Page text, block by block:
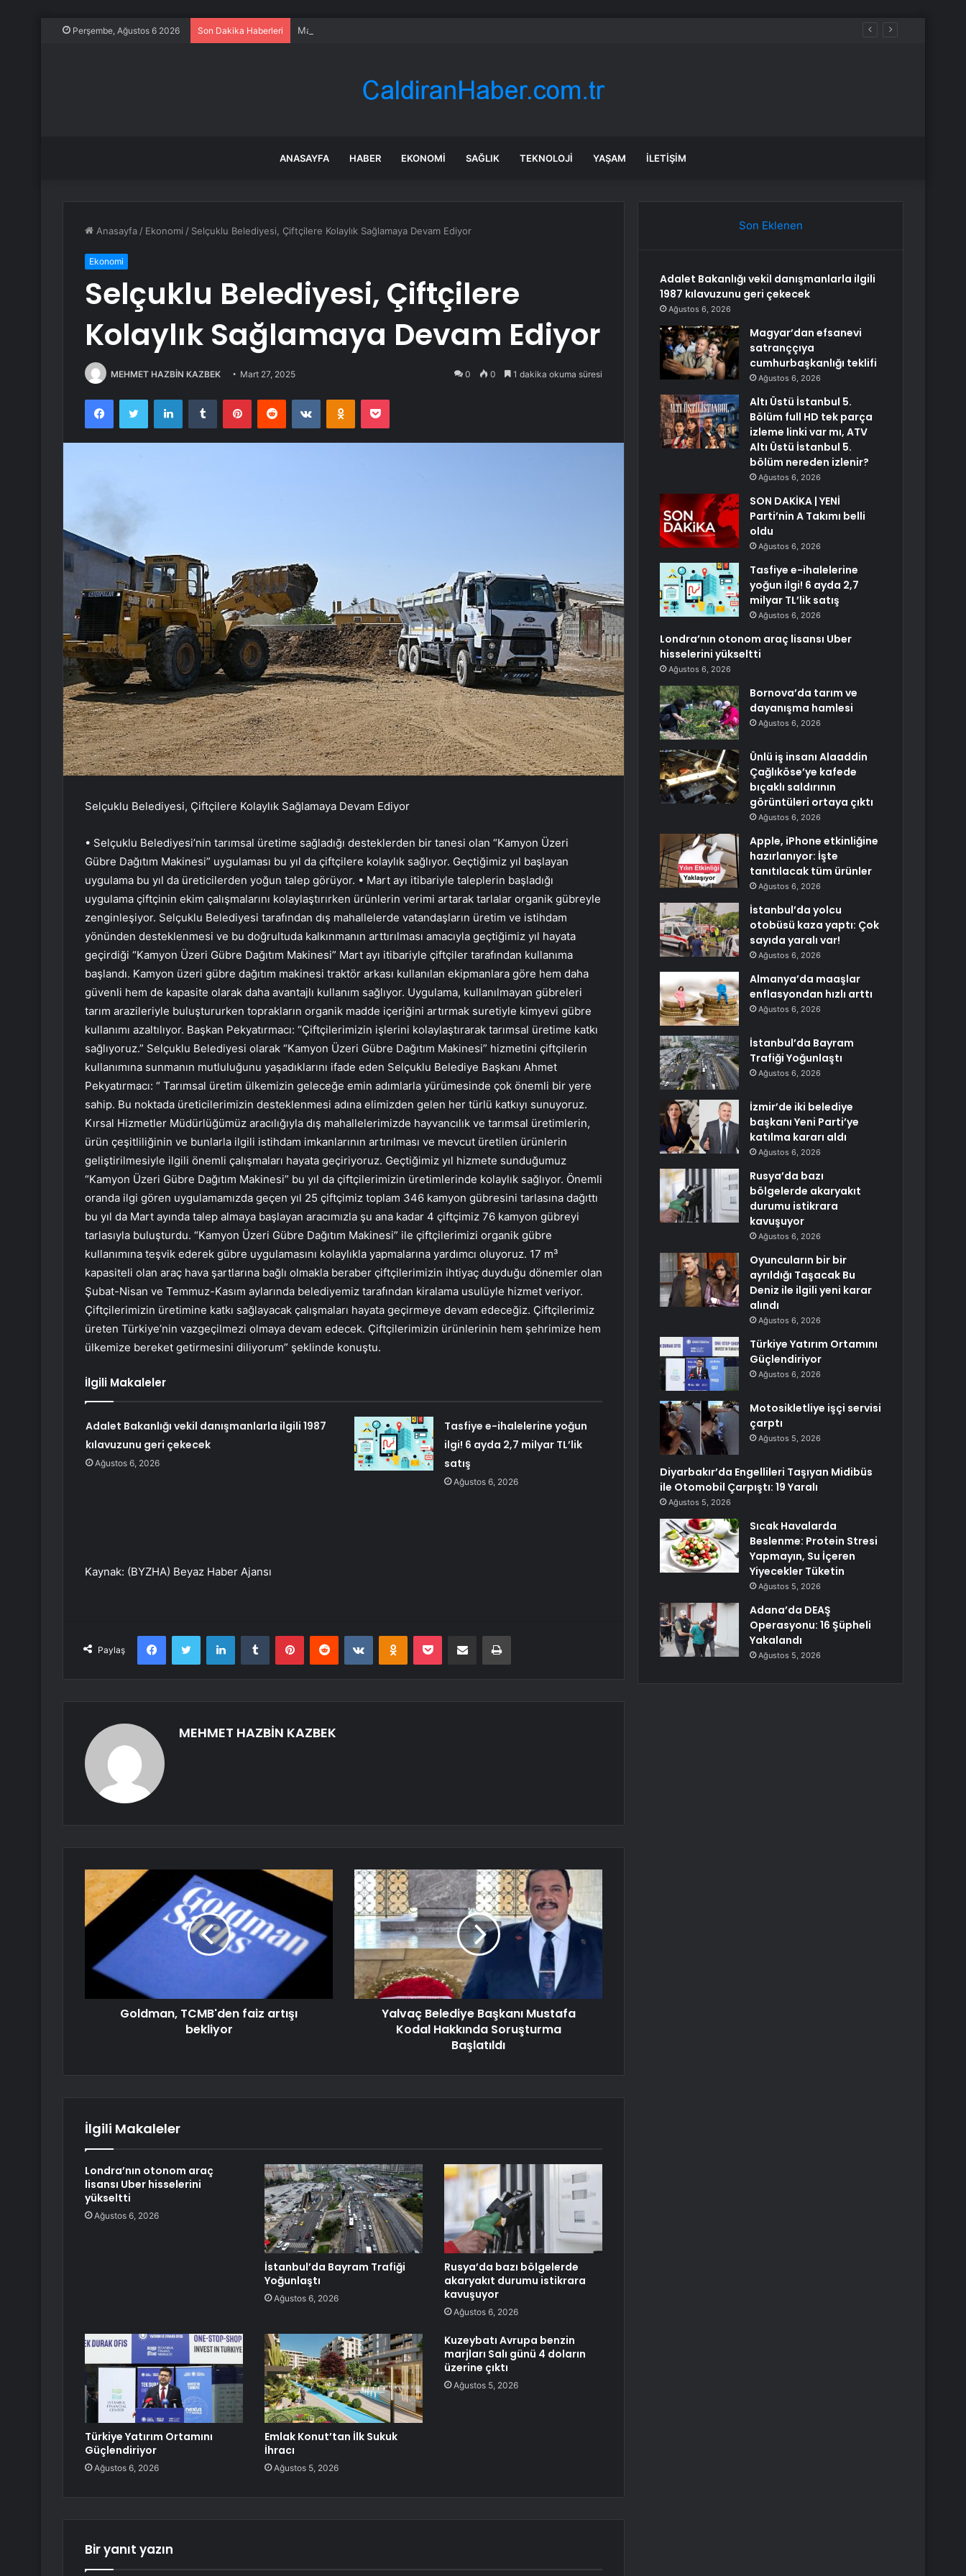
Perşembe, Ağustos 6 2026 Son Dakika Haberleri Magyar’dan efsanevi satranççıya cumhurbaşkanlığı teklifi
ANASAYFA HABER EKONOMI SAĞLIK TEKNOLOJI YAŞAM İLETIŞIM
Anasayfa / Ekonomi / Selçuklu Belediyesi, Çiftçilere Kolaylık Sağlamaya Devam Ediyor
Ekonomi
Selçuklu Belediyesi, Çiftçilere
Kolaylık Sağlamaya Devam Ediyor
MEHMET HAZBİN KAZBEK Mart 27, 2025 0 0 1 dakika okuma süresi
FacebookTwitter LinkedInTumblr PinterestReddit VKontakteOdnoklassniki
Pocket
Selçuklu Belediyesi, Çiftçilere Kolaylık Sağlamaya Devam Ediyor
• Selçuklu Belediyesi’nin tarımsal üretime sağladığı desteklerden bir tanesi olan “Kamyon Üzeri
Gübre Dağıtım Makinesi” uygulaması bu yıl da çiftçilere kolaylık sağlıyor. Geçtiğimiz yıl başlayan
uygulama bu yıl da üreticilerden yoğun talep görüyor. • Mart ayı itibariyle taleplerin başladığı
uygulama çiftçinin ekim çalışmalarını kolaylaştırırken ürünlerin verimi artarak tarlalar organik gübreyle
zenginleşiyor. Selçuklu Belediyesi tarafından dış mahallelerde vatandaşların üretim ve istihdam
yönünden desteklenmesi ve bu doğrultuda kalkınmanın arttırılması amacıyla geçtiğimiz yıl hayata
geçirdiği “Kamyon Üzeri Gübre Dağıtım Makinesi” Mart ayı itibariyle çiftçiler tarafından kullanıma
başlandı. Kamyon üzeri gübre dağıtım makinesi traktör arkası kullanılan ekipmanlara göre hem daha
güvenli hem de kapasite olarak daha avantajlı kullanım sağlıyor. Uygulama, kullanılmayan gübreleri
tarım arazileriyle buluştururken toprakların organik madde içeriğini artırmak suretiyle kimyevi gübre
kullanımı azaltılıyor. Başkan Pekyatırmacı: “Çiftçilerimizin işlerini kolaylaştırarak tarımsal üretime katkı
sağlıyoruz.” Selçuklu Belediyesi olarak “Kamyon Üzeri Gübre Dağıtım Makinesi” hizmetini çiftçilerin
kullanımına sunmanın mutluluğunu yaşadıklarını ifade eden Selçuklu Belediye Başkanı Ahmet
Pekyatırmacı: “ Tarımsal üretim ülkemizin geleceğe emin adımlarla yürümesinde çok önemli bir yere
sahip. Bu noktada üreticilerimizin desteklenmesi adına elimizden gelen her türlü katkıyı sunuyoruz.
Kırsal Hizmetler Müdürlüğümüz aracılığıyla dış mahallelerimizde hayvancılık ve tarımsal üretimlerin,
ürün çeşitliliğinin ve bunlarla ilgili istihdam imkanlarının artırılması ve mevcut üretilen ürünlerin
geliştirilmesiyle ilgili önemli çalışmaları hayata geçiriyoruz. Geçtiğimiz yıl hizmete sunduğumuz
“Kamyon Üzeri Gübre Dağıtım Makinesi” bu yıl da çiftçilerimizin üretimlerinde kolaylık sağlıyor. Önemli
oranda ilgi gören uygulamamızda geçen yıl 25 çiftçimiz toplam 346 kamyon gübresini tarlasına dağıttı
bu yıl da Mart ayında talep almaya başlayan aracımızla şu ana kadar 4 çiftçimiz 76 kamyon gübreyi
tarlasıyla buluşturdu. “Kamyon Üzeri Gübre Dağıtım Makinesi” ile çiftçilerimizi organik gübre
kullanımına teşvik ederek gübre uygulamasını kolaylıkla yapmalarına yardımcı oluyoruz. 17 m³
kapasiteli olan araç hava şartlarına bağlı olmakla beraber çiftçilerimizin ihtiyaç duyduğu dönemler olan
Şubat-Nisan ve Temmuz-Kasım aylarında belediyemiz tarafından kiralama usulüyle hizmet veriyor.
Çiftçilerimizin üretimine katkı sağlayacak çalışmaları hayata geçirmeye devam edeceğiz. Çiftçilerimiz
üreten Türkiye’nin vazgeçilmezi olmaya devam edecek. Çiftçilerimizin ürünlerinin hem şehrimize hem
ülkemize bereket getirmesini diliyorum” şeklinde konuştu.
İlgili Makaleler
Adalet Bakanlığı vekil danışmanlarla ilgili 1987
kılavuzunu geri çekecek
Ağustos 6, 2026
Tasfiye e-ihalelerine yoğun
ilgi! 6 ayda 2,7 milyar TL’lik
satış
Ağustos 6, 2026
Kaynak: (BYZHA) Beyaz Haber Ajansı
Paylaş
FacebookTwitter LinkedInTumblr PinterestReddit VKontakteOdnoklassniki
Pocket E-Posta ile paylaş Yazdır
MEHMET HAZBİN KAZBEK
Goldman, TCMB'den faiz artışı
bekliyor
Yalvaç Belediye Başkanı Mustafa
Kodal Hakkında Soruşturma
Başlatıldı
İlgili Makaleler
Londra’nın otonom araç
lisansı Uber hisselerini
yükseltti
Ağustos 6, 2026
İstanbul’da Bayram Trafiği
Yoğunlaştı
Ağustos 6, 2026
Rusya’da bazı bölgelerde
akaryakıt durumu istikrara
kavuşuyor
Ağustos 6, 2026
Türkiye Yatırım Ortamını
Güçlendiriyor
Ağustos 6, 2026
Emlak Konut’tan İlk Sukuk
İhracı
Ağustos 5, 2026
Kuzeybatı Avrupa benzin
marjları Salı günü 4 doların
üzerine çıktı
Ağustos 5, 2026
Bir yanıt yazın
Son Eklenen
Adalet Bakanlığı vekil danışmanlarla ilgili
1987 kılavuzunu geri çekecek
Ağustos 6, 2026
Magyar’dan efsanevi
satranççıya
cumhurbaşkanlığı teklifi
Ağustos 6, 2026
Altı Üstü İstanbul 5.
Bölüm full HD tek parça
izleme linki var mı, ATV
Altı Üstü İstanbul 5.
bölüm nereden izlenir?
Ağustos 6, 2026
SON DAKİKA | YENİ
Parti’nin A Takımı belli
oldu
Ağustos 6, 2026
Tasfiye e-ihalelerine
yoğun ilgi! 6 ayda 2,7
milyar TL’lik satış
Ağustos 6, 2026
Londra’nın otonom araç lisansı Uber
hisselerini yükseltti
Ağustos 6, 2026
Bornova’da tarım ve
dayanışma hamlesi
Ağustos 6, 2026
Ünlü iş insanı Alaaddin
Çağlıköse’ye kafede
bıçaklı saldırının
görüntüleri ortaya çıktı
Ağustos 6, 2026
Apple, iPhone etkinliğine
hazırlanıyor: İşte
tanıtılacak tüm ürünler
Ağustos 6, 2026
İstanbul’da yolcu
otobüsü kaza yaptı: Çok
sayıda yaralı var!
Ağustos 6, 2026
Almanya’da maaşlar
enflasyondan hızlı arttı
Ağustos 6, 2026
İstanbul’da Bayram
Trafiği Yoğunlaştı
Ağustos 6, 2026
İzmir’de iki belediye
başkanı Yeni Parti’ye
katılma kararı aldı
Ağustos 6, 2026
Rusya’da bazı
bölgelerde akaryakıt
durumu istikrara
kavuşuyor
Ağustos 6, 2026
Oyuncuların bir bir
ayrıldığı Taşacak Bu
Deniz ile ilgili yeni karar
alındı
Ağustos 6, 2026
Türkiye Yatırım Ortamını
Güçlendiriyor
Ağustos 6, 2026
Motosikletliye işçi servisi
çarptı
Ağustos 5, 2026
Diyarbakır’da Engellileri Taşıyan Midibüs
ile Otomobil Çarpıştı: 19 Yaralı
Ağustos 5, 2026
Sıcak Havalarda
Beslenme: Protein Stresi
Yapmayın, Su İçeren
Yiyecekler Tüketin
Ağustos 5, 2026
Adana’da DEAŞ
Operasyonu: 16 Şüpheli
Yakalandı
Ağustos 5, 2026